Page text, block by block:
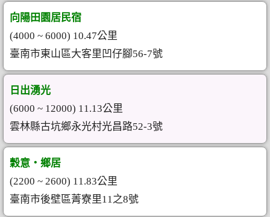
向陽田園居民宿
(4000 ~ 6000) 10.47公里
臺南市東山區大客里凹仔腳56-7號
日出湧光
(6000 ~ 12000) 11.13公里
雲林縣古坑鄉永光村光昌路52-3號
穀意‧鄉居
(2200 ~ 2600) 11.83公里
臺南市後壁區菁寮里11之8號